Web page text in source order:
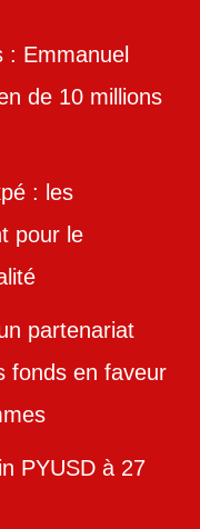
: Emmanuel
de 10 millions
: les
pour le
partenariat
fonds en faveur
PYUSD à 27